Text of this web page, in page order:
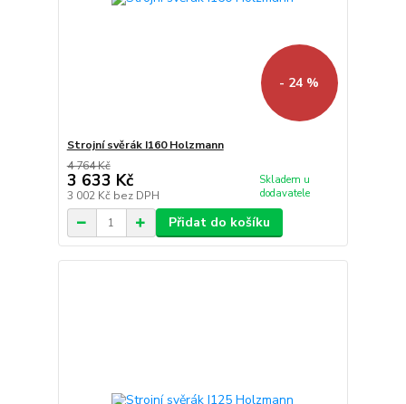
- 24 %
Strojní svěrák I160 Holzmann
4 764 Kč
3 633 Kč
3 002 Kč bez DPH
Skladem u
dodavatele
Přidat do košíku